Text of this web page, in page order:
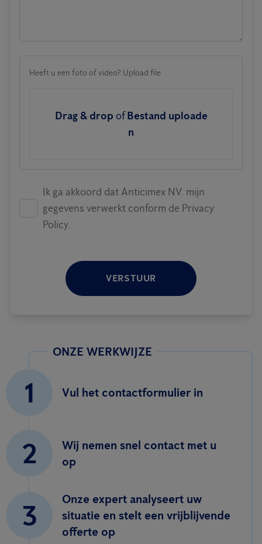
Heeft u een foto of video? Upload file
Drag & drop of Bestand uploade
n
Ik ga akkoord dat Anticimex NV. mijn
gegevens verwerkt conform de Privacy
Policy.
VERSTUUR
ONZE WERKWIJZE
1 Vul het contactformulier in
2
Wij nemen snel contact met u
op
3
Onze expert analyseert uw
situatie en stelt een vrijblijvende
offerte op